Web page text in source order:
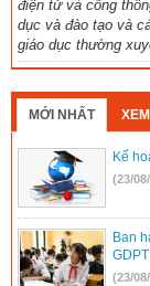
điện tử và cổng
dục và đào tạo và
giáo dục thường
MỚI NHẤT
Kế
(23/
Ban
(23/